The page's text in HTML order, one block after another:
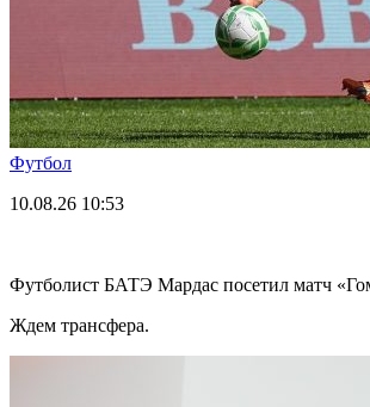
Футбол
10.08.26 10:53
Футболист БАТЭ Мардас посетил матч
Ждем трансфера.